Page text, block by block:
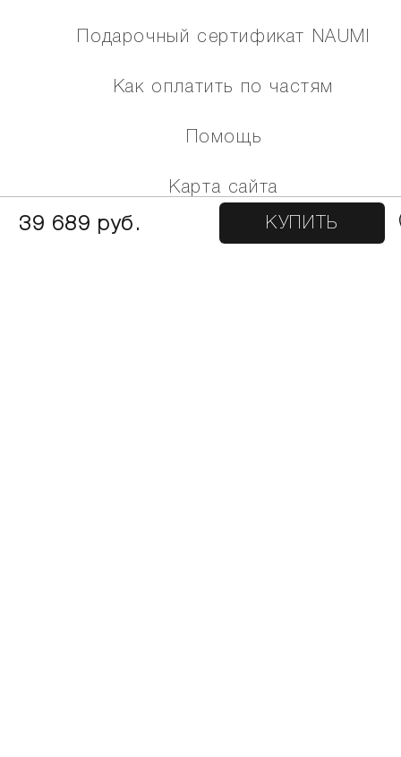
39 689 руб. КУПИТЬ
Подарочный сертификат NAUMI
Как оплатить по частям
Помощь
Карта сайта